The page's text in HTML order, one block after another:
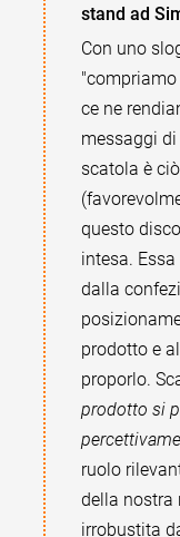
stand ad
Con uno
ce ne
messaggi
scatola è
questo
intesa.
dalla
prodotto e
proporlo.
prodotto si
ruolo
della nostra
irrobustita